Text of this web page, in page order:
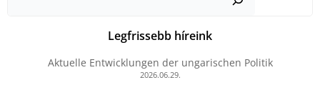
Legfrissebb híreink
Aktuelle Entwicklungen der ungarischen Politik
2026.06.29.